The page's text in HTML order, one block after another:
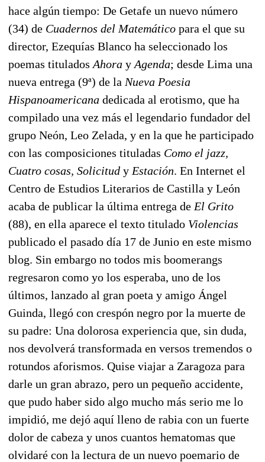
hace algún tiempo: De Getafe un nuevo número
(34) de Cuadernos del Matemático para el que su
director, Ezequías Blanco ha seleccionado los
poemas titulados Ahora y Agenda; desde Lima una
nueva entrega (9ª) de la Nueva Poesia
Hispanoamericana dedicada al erotismo, que ha
compilado una vez más el legendario fundador del
grupo Neón, Leo Zelada, y en la que he participado
con las composiciones tituladas Como el jazz,
Cuatro cosas, Solicitud y Estación. En Internet el
Centro de Estudios Literarios de Castilla y León
acaba de publicar la última entrega de El Grito
(88), en ella aparece el texto titulado Violencias
publicado el pasado día 17 de Junio en este mismo
blog. Sin embargo no todos mis boomerangs
regresaron como yo los esperaba, uno de los
últimos, lanzado al gran poeta y amigo Ángel
Guinda, llegó con crespón negro por la muerte de
su padre: Una dolorosa experiencia que, sin duda,
nos devolverá transformada en versos tremendos o
rotundos aforismos. Quise viajar a Zaragoza para
darle un gran abrazo, pero un pequeño accidente,
que pudo haber sido algo mucho más serio me lo
impidió, me dejó aquí lleno de rabia con un fuerte
dolor de cabeza y unos cuantos hematomas que
olvidaré con la lectura de un nuevo poemario de